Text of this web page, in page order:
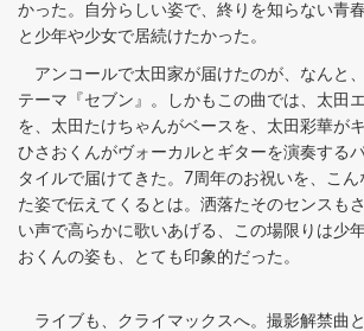
かった。自分らしい姿で、終りを知らない青
と少年や少女で居続けたかった。
アンコールで太田家が届けたのが、なんと
テーマ『セブン』。しかもこの曲では、太田
を、太田たけちゃんがベースを、太田彩華が
ひさおくんがヴォーカルとギターを演奏する
タイルで届けてきた。7周年のお祝いを、こ
た姿で伝えてくるとは。洒落たそのセンスも
い声で高らかに歌いあげる、この場限りは少
おくんの姿も、とても印象的だった。
ライブも、クライマックスへ。撮影解禁曲